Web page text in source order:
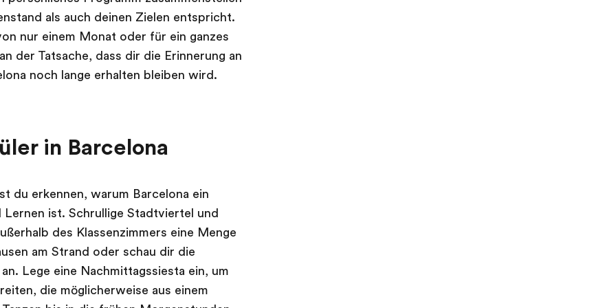
als auch deinen Zielen entspricht.
nur einem Monat oder für ein ganzes
der Tatsache, dass dir die Erinnerung an
noch lange erhalten bleiben wird.
in Barcelona
du erkennen, warum Barcelona ein
ist. Schrullige Stadtviertel und
des Klassenzimmers eine Menge
am Strand oder schau dir die
Lege eine Nachmittagssiesta ein, um
die möglicherweise aus einem